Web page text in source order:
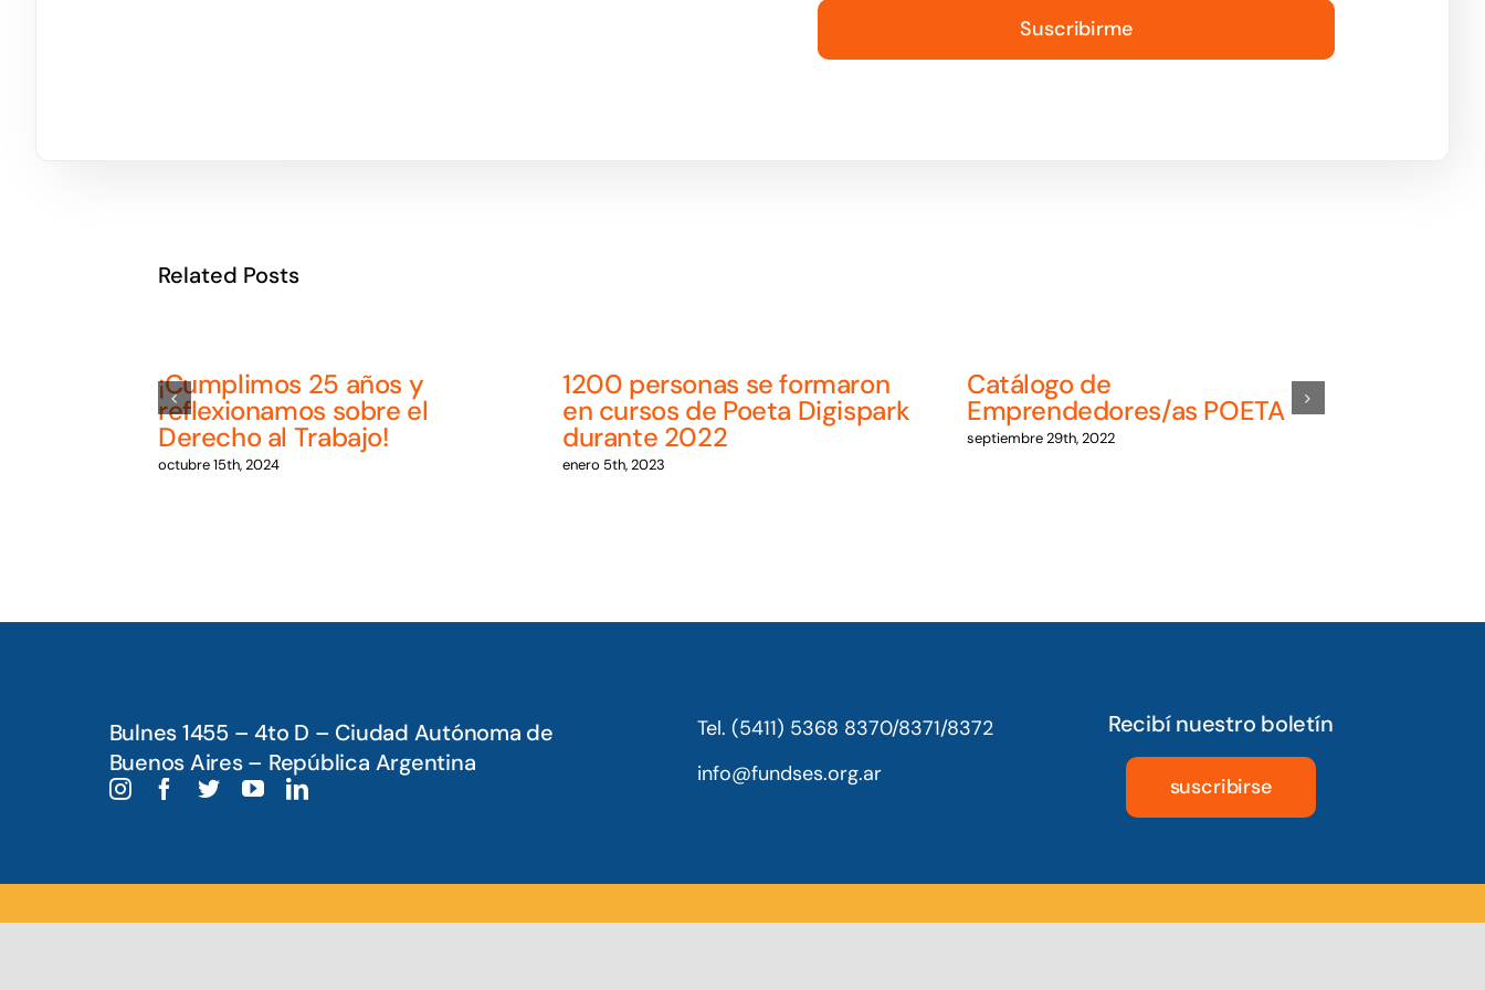
Suscribirme
Related Posts
¡Cumplimos 25 años y
reflexionamos sobre el
Derecho al Trabajo!
octubre 15th, 2024
1200 personas se formaron
en cursos de Poeta Digispark
durante 2022
enero 5th, 2023
Catálogo de
Emprendedores/as POETA
septiembre 29th, 2022
Bulnes 1455 – 4to D – Ciudad Autónoma de
Buenos Aires – República Argentina
Tel. (5411) 5368 8370/8371/8372
info@fundses.org.ar
Recibí nuestro boletín
suscribirse